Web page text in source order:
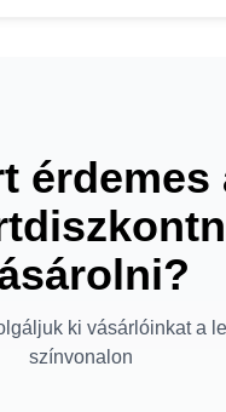
érdemes
ki vásárlóinkat a
színvonalon